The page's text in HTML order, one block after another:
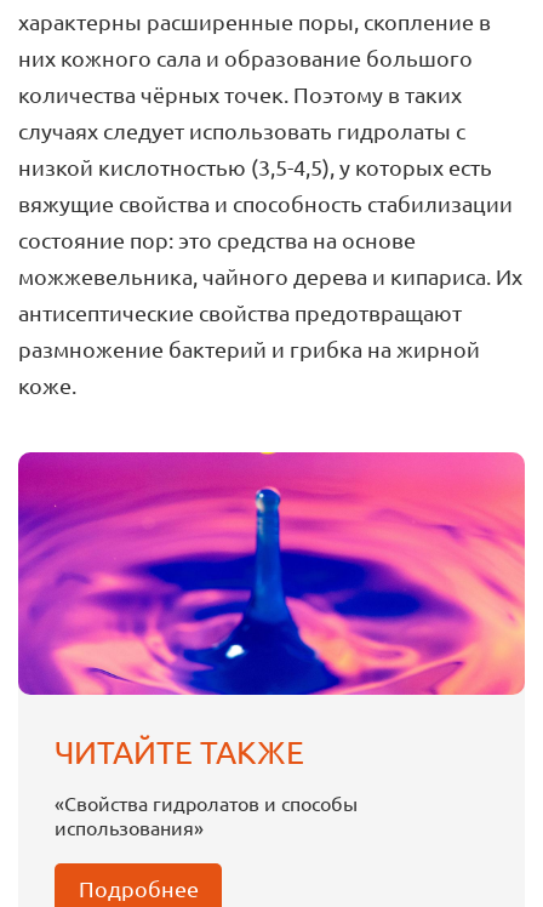
характерны расширенные поры, скопление в
них кожного сала и образование большого
количества чёрных точек. Поэтому в таких
случаях следует использовать гидролаты с
низкой кислотностью (3,5-4,5), у которых есть
вяжущие свойства и способность стабилизации
состояние пор: это средства на основе
можжевельника, чайного дерева и кипариса. Их
антисептические свойства предотвращают
размножение бактерий и грибка на жирной
коже.
ЧИТАЙТЕ ТАКЖЕ
«Свойства гидролатов и способы
использования»
Подробнее